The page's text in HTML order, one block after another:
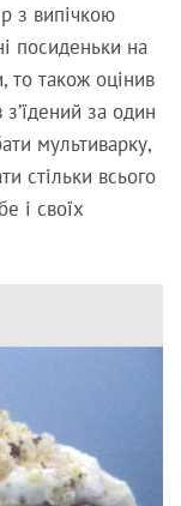
з випічкою
посиденьки на
то також оцінив
за один
мультиварку,
стільки всього
і своїх